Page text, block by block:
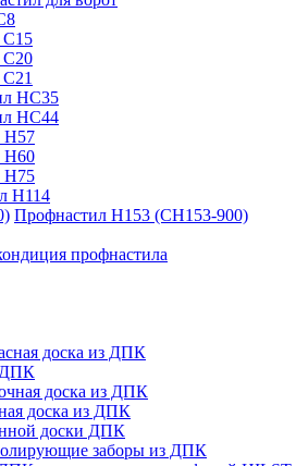
С15
С20
НС35
НС44
Н57
Н60
Н75
Н114
Профнастил Н153 (СН153-900)
профнастила
доска из ДПК
ДПК
доска из ДПК
доска из ДПК
доски ДПК
заборы из ДПК